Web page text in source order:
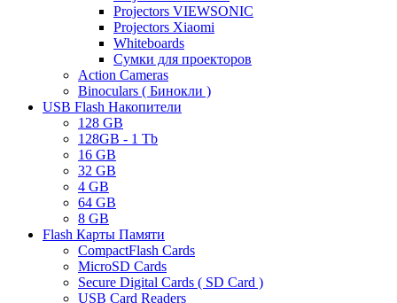
Projectors VIEWSONIC
Projectors Xiaomi
Whiteboards
Сумки для проекторов
Action Cameras
Binoculars ( Бинокли )
USB Flash Накопители
128 GB
128GB - 1 Tb
16 GB
32 GB
4 GB
64 GB
8 GB
Flash Карты Памяти
CompactFlash Cards
MicroSD Cards
Secure Digital Cards ( SD Card )
USB Card Readers